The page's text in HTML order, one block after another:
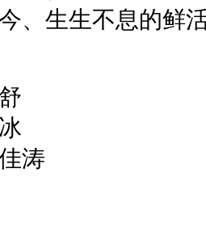
、生生不息的鲜
涛